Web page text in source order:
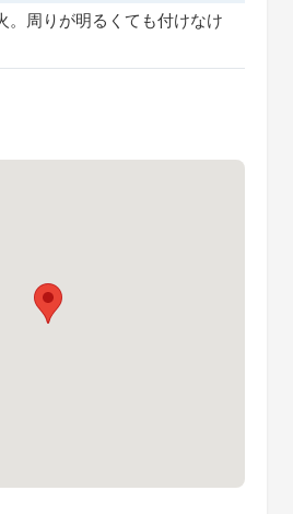
。周りが明るくても付けなけ